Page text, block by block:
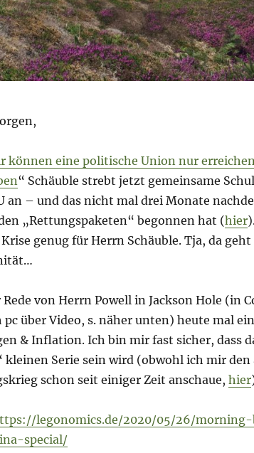
können eine politische Union nur
“ Schäuble strebt jetzt gemeinsame
an – und das nicht mal drei Monate
„Rettungspaketen“ begonnen hat (hier
genug für Herrn Schäuble. Tja, da geht
Rede von Herrn Powell in Jackson Hole (in
über Video, s. näher unten) heute mal
& Inflation. Ich bin mir fast sicher, dass
kleinen Serie sein wird (obwohl ich mir den
schon seit einiger Zeit anschaue, hier
legonomics.de/2020/05/26/
special/